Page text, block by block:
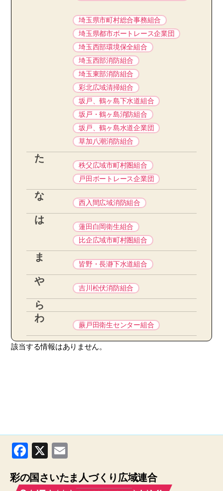
埼玉県市町村総合事務組合
埼玉県都市ボートレース企業団
埼玉西部環境保全組合
埼玉西部消防組合
埼玉東部消防組合
彩北広域清掃組合
坂戸、鶴ヶ島下水道組合
坂戸・鶴ヶ島消防組合
坂戸、鶴ヶ島水道企業団
草加八潮消防組合
た
秩父広域市町村圏組合
戸田ボートレース企業団
な
西入間広域消防組合
は
蓮田白岡衛生組合
比企広域市町村圏組合
ま
皆野・長瀞下水道組合
や
吉川松伏消防組合
ら
わ
蕨戸田衛生センター組合
該当する情報はありません。
F
c
X
ail
彩の国さいたま人づくり広域連合